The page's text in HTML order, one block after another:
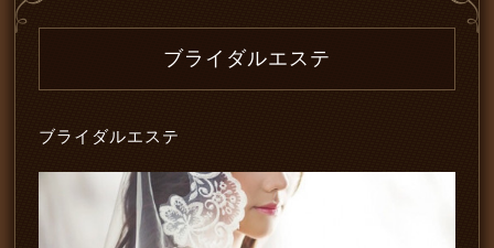
ブライダルエステ
ブライダルエステ